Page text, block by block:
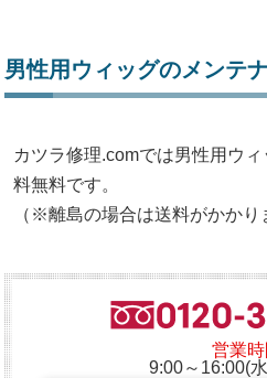
男性用ウィッグのメンテ
カツラ修理.comでは男性用ウ
料無料です。
（※離島の場合は送料がかかり
営業時
9:00～16:00(